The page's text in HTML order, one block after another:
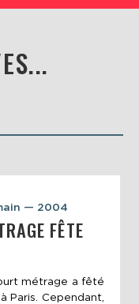
— 2004
FÊTE
métrage a fêté
Paris. Cependant,